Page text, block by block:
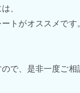
、
トがオススメです。
で、是非一度ご相